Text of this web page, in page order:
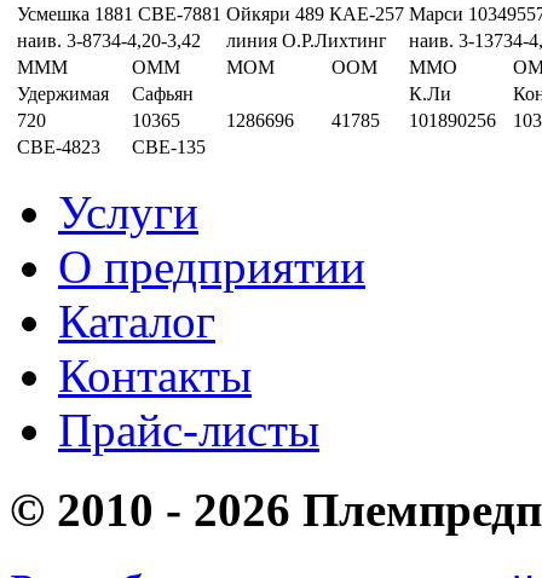
Усмешка 1881 СВЕ-7881 Ойкяри 489 КАЕ-257 Марси
наив. 3-8734-4,20-3,42
линия О.Р.Лихтинг
наив. 3-13734-
МММ
ОММ МОМ ООМ ММО
Удержимая
Сафьян К.Ли
720
10365 1286696 41785 101890256
СВЕ-4823
СВЕ-135
Услуги
О предприятии
Каталог
Контакты
Прайс-листы
© 2010 - 2026